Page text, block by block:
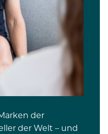
der
der Welt – und